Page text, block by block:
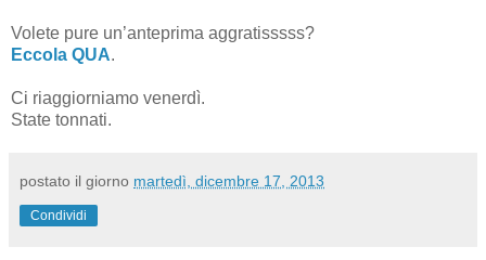
Volete pure un’anteprima aggratisssss?
Eccola QUA.
Ci riaggiorniamo venerdì.
State tonnati.
postato il giorno martedì, dicembre 17, 2013
Condividi